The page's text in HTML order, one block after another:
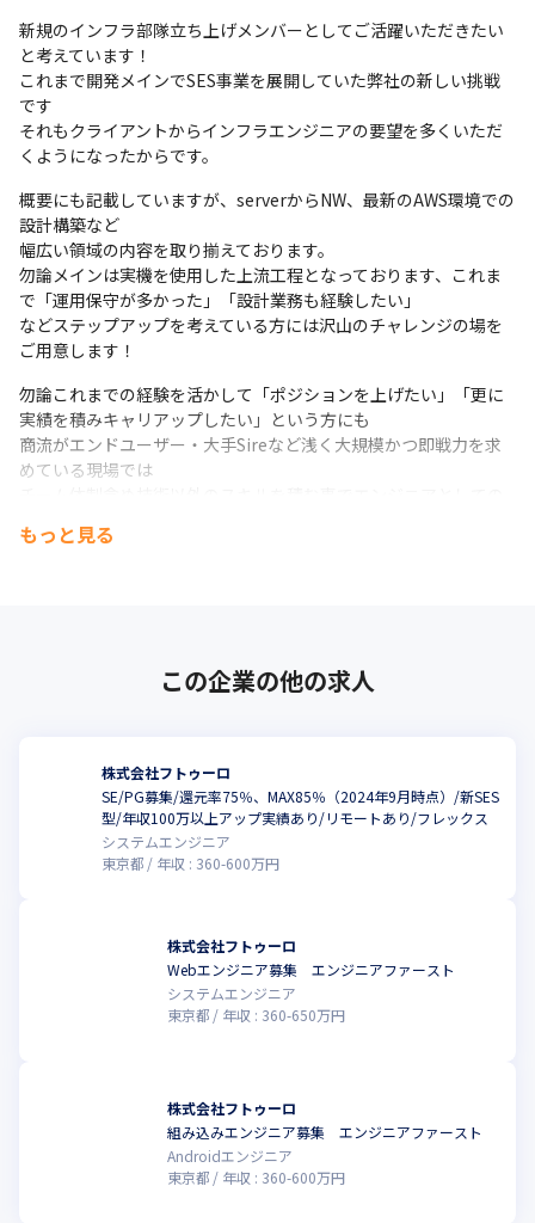
新規のインフラ部隊立ち上げメンバーとしてご活躍いただきたい
と考えています！
これまで開発メインでSES事業を展開していた弊社の新しい挑戦
です
それもクライアントからインフラエンジニアの要望を多くいただ
くようになったからです。
概要にも記載していますが、serverからNW、最新のAWS環境での
設計構築など
幅広い領域の内容を取り揃えております。
勿論メインは実機を使用した上流工程となっております、これま
で「運用保守が多かった」「設計業務も経験したい」
などステップアップを考えている方には沢山のチャレンジの場を
ご用意します！
勿論これまでの経験を活かして「ポジションを上げたい」「更に
実績を積みキャリアップしたい」という方にも
商流がエンドユーザー・大手Sireなど浅く大規模かつ即戦力を求
めている現場では
もっと見る
この企業の他の求人
株式会社フトゥーロ
SE/PG募集/還元率75％、MAX85％（2024年9月時点）/新SES
型/年収100万以上アップ実績あり/リモートあり/フレックス
システムエンジニア
東京都
年収 : 360-600万円
株式会社フトゥーロ
Webエンジニア募集 エンジニアファースト
システムエンジニア
東京都
年収 : 360-650万円
株式会社フトゥーロ
組み込みエンジニア募集 エンジニアファースト
Androidエンジニア
東京都
年収 : 360-600万円